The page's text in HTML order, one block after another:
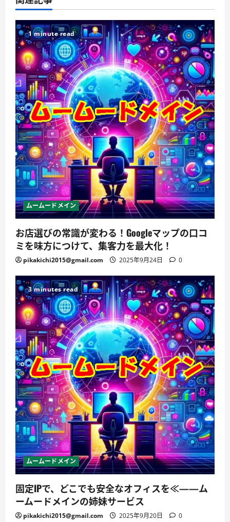
1 minute read
ムームードメイン
お店選びの常識が変わる！Googleマップの口コ
ミを味方につけて、集客力を最大化！
pikakichi2015@gmail.com 2025年9月24日 0
3 minutes read
ムームードメイン
固定IPで、どこでも安全なオフィスを≪——ム
ームードメインの姉妹サービス
pikakichi2015@gmail.com 2025年9月20日 0